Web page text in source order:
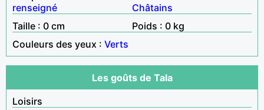
renseigné
Châtains
Taille : 0 cm
Poids : 0 kg
Couleurs des yeux : Verts
Les goûts de Tala
Loisirs